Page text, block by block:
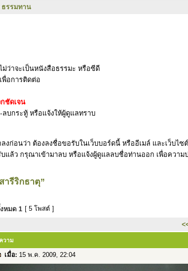
ธรรมทาน
ม่ว่าจะเป็นหนังสือธรรมะ หรือซีดี
พื่อการติดต่อ
ชัดเจน
บกระทู้ หรือแจ้งให้ผู้ดูแลทราบ
งก่อนว่า ต้องลงชื่อขอรับในเว็บบอร์ดนี้ หรืออีเมล์ และเว็บไซ
แล้ว กรุณาเข้ามาลบ หรือแจ้งผู้ดูแลลบชื่อท่านออก เพื่อความ
ารีริกธาตุ”
หมด 1 [ 5 โพสต์ ]
วาม
เมื่อ: 15 พ.ค. 2009, 22:04